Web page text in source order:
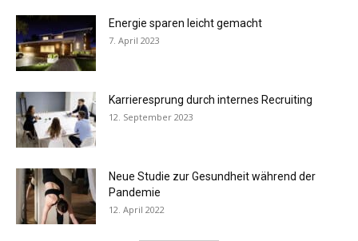
Energie sparen leicht gemacht
7. April 2023
Karrieresprung durch internes Recruiting
12. September 2023
Neue Studie zur Gesundheit während der
Pandemie
12. April 2022